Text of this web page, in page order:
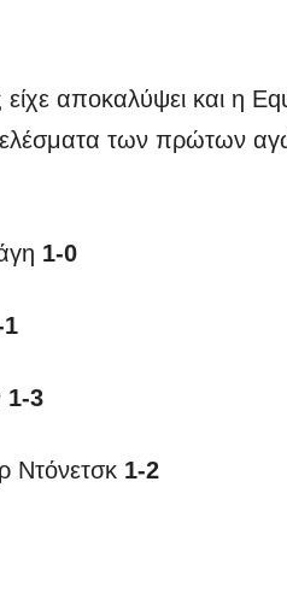
αποκαλύψει και η
των πρώτων
1-0
1
1-3
Ντόνετσκ 1-2